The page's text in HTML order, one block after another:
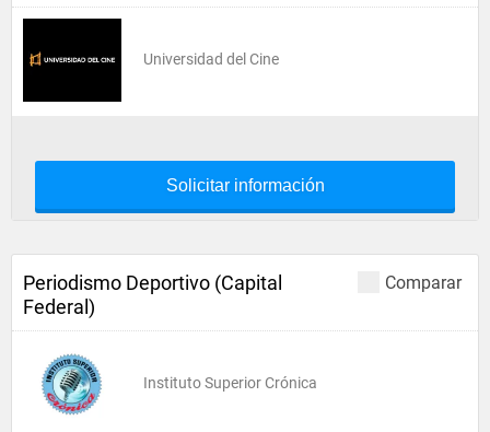
Universidad del Cine
Solicitar información
Comparar
Periodismo Deportivo (Capital
Federal)
Instituto Superior Crónica